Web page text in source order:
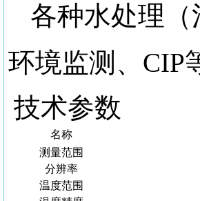
各种水处理（
环境监测、CIP
技术参数
名称
测量范围
分辨率
温度范围